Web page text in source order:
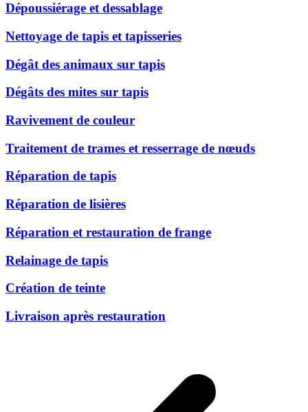
Dépoussiérage et dessablage
Nettoyage de tapis et tapisseries
Dégât des animaux sur tapis
Dégâts des mites sur tapis
Ravivement de couleur
Traitement de trames et resserrage de nœuds
Réparation de tapis
Réparation de lisières
Réparation et restauration de frange
Relainage de tapis
Création de teinte
Livraison après restauration